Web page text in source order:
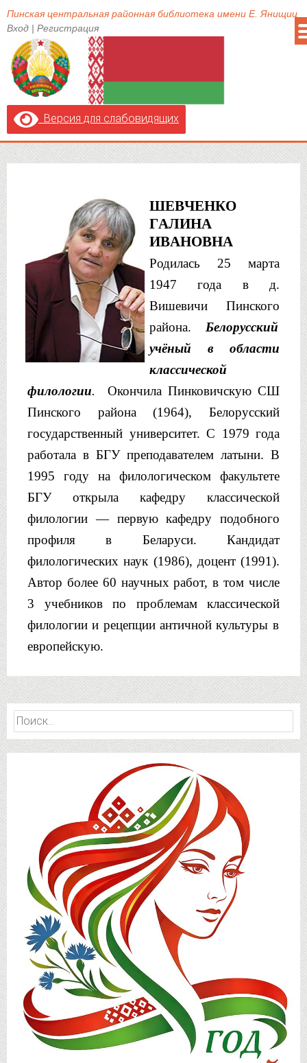
Пинская центральная районная библиотека имени Е. Янищиц
Вход | Регистрация
Версия для слабовидящих
ШЕВЧЕНКО
ГАЛИНА
ИВАНОВНА
Родилась 25 марта
1947 года в д.
Вишевичи
Пинского
района.
Белорусский
учёный в области
классической
филологии. Окончила Пинковичскую СШ
Пинского района (1964), Белорусский
государственный университет. С 1979 года
работала в БГУ преподавателем латыни. В
1995 году на филологическом факультете
БГУ открыла кафедру классической
филологии — первую кафедру подобного
профиля в Беларуси.
Кандидат
филологических наук (1986), доцент (1991).
Автор более 60 научных работ, в том числе
3 учебников по проблемам классической
филологии и рецепции античной культуры в
европейскую.